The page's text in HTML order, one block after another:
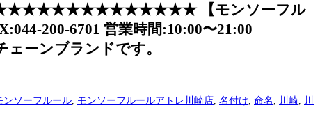
。 ★★★★★★★★★★★★★★★ 【モンソーフル
200-6701 営業時間:10:00〜21:00
ンブランドです。
ンソーフルール モンソーフルールアトレ川崎店 名付け 命名 川崎
川